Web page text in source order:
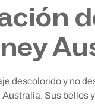
descolorido y no
Australia. Sus